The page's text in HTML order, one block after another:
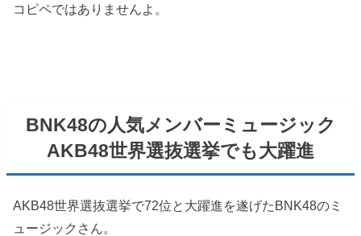
コピペではありませんよ。
BNK48の人気メンバーミュージック
AKB48世界選抜選挙でも大躍進
AKB48世界選抜選挙で72位と大躍進を遂げたBNK48のミ
ュージックさん。